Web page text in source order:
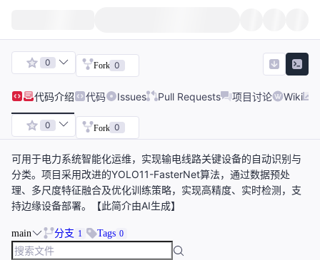
0 Fork 0
代码介绍 代码 Issues Pull Requests 项目讨论 Wiki
0 Fork 0
可用于电力系统智能化运维，实现输电线路关键设备的自动识别与
分类。项目采用改进的YOLO11-FasterNet算法，通过数据预处
理、多尺度特征融合及优化训练策略，实现高精度、实时检测，支
持边缘设备部署。【此简介由AI生成】
main 分支 1 Tags 0